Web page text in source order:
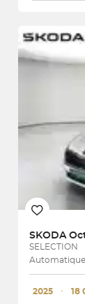
SKODA
SELECTION
Automatique
2025 ･ 18